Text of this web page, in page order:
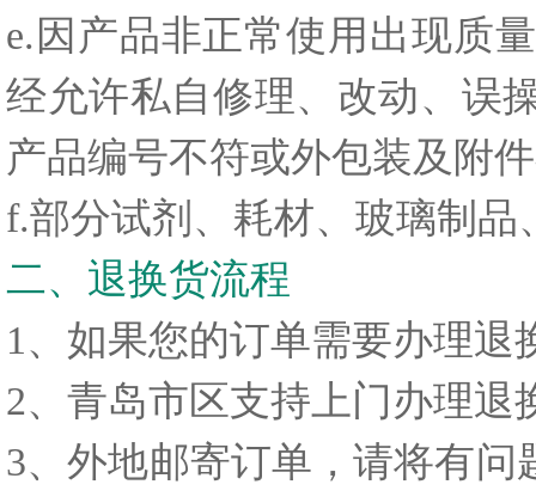
e.因产品非正常使用出现质
经允许私自修理、改动、误
产品编号不符或外包装及附
f.部分试剂、耗材、玻璃制
二、退换货流程
1、如果您的订单需要办理
2、青岛市区支持上门办理
3、外地邮寄订单，请将有